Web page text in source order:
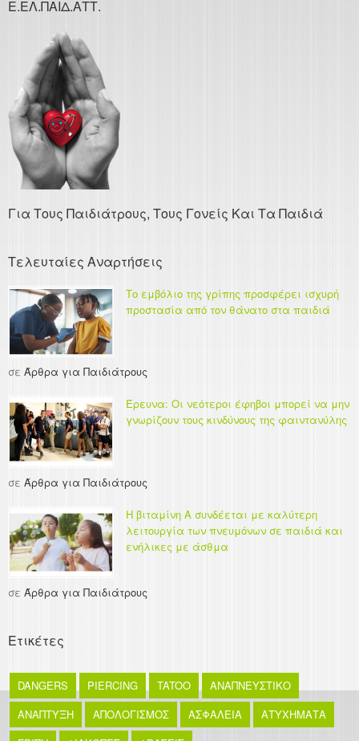
Ε.ΕΛ.ΠΑΙΔ.ΑΤΤ.
Για Τους Παιδιάτρους, Τους Γονείς Και Τα Παιδιά
Τελευταίες Αναρτήσεις
Το εμβόλιο της γρίπης προσφέρει ισχυρή
προστασία από τον θάνατο στα παιδιά
σε Άρθρα για Παιδιάτρους
Έρευνα: Οι νεότεροι έφηβοι μπορεί να μην
γνωρίζουν τους κινδύνους της φαιντανύλης
σε Άρθρα για Παιδιάτρους
Η βιταμίνη Α συνδέεται με καλύτερη
λειτουργία των πνευμόνων σε παιδιά και
ενήλικες με άσθμα
σε Άρθρα για Παιδιάτρους
Ετικέτες
DANGERS PIERCING TATOO
ΑΝΑΠΝΕΥΣΤΙΚΟ
ΑΝΑΠΤΥΞΗ
ΑΠΟΛΟΓΙΣΜΟΣ ΑΣΦΑΛΕΙΑ
ΑΤΥΧΗΜΑΤΑ